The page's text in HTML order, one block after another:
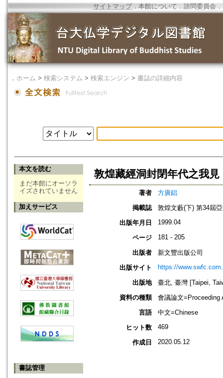
サイトマップ．本館について ． 諮問委員会 ．
． ホーム > 検索システム > 検索エンジン > 書誌の詳細内容
本文を読む
まだ本館にオーソラ
イズされていません
加えサービス
書誌管理
敦煌藏經洞封閉年代之我見
著者
方廣錩
掲載誌
敦煌文藪(下) 第34屆
出版年月日
1999.04
ページ 181 - 205
出版者
新文豐出版公司
出版サイト
https://
出版地
臺北, 臺灣 [Taipei,
資料の種類
會議論文=Proceeding
言語
中文=Chinese
ヒット数
469
作成日 2020.05.12